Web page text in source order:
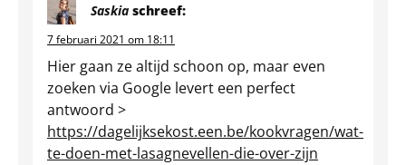
Saskia schreef:
7 februari 2021 om 18:11
Hier gaan ze altijd schoon op, maar even
zoeken via Google levert een perfect
antwoord >
https://dagelijksekost.een.be/kookvragen/wat-
te-doen-met-lasagnevellen-die-over-zijn